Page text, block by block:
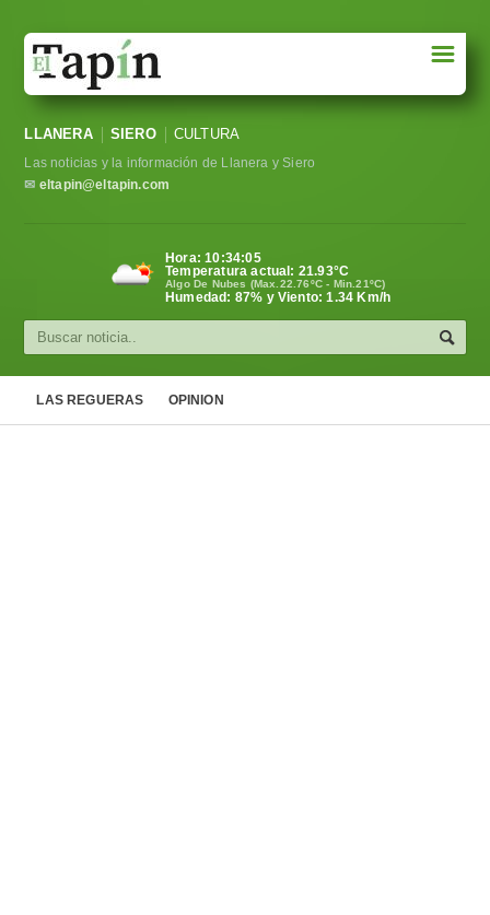
Sociedad
Política
Cultura
☰
LLANERA SIERO CULTURA
Las noticias y la información de Llanera y Siero
✉ eltapin@eltapin.com
Hora:10:34:06
Temperatura actual: 21.93°C
Algo De Nubes (Max.22.76ºC - Min.21ºC)
Humedad: 87% y Viento: 1.34 Km/h
LAS REGUERAS OPINION